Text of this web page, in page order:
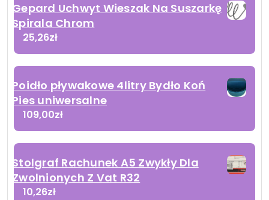
Gepard Uchwyt Wieszak Na Suszarkę
Spirala Chrom
25,26zł
Poidło pływakowe 4litry Bydło Koń
Pies uniwersalne
109,00zł
Stolgraf Rachunek A5 Zwykły Dla
Zwolnionych Z Vat R32
10,26zł